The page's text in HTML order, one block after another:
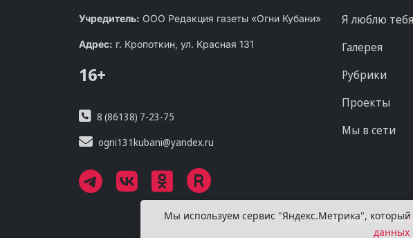
Учредитель: ООО Редакция газеты «Огни Кубани»
Адрес: г. Кропоткин, ул. Красная 131
16+
8 (86138) 7-23-75
ogni131kubani@yandex.ru
Я люблю
Галерея
Рубрики
Проекты
Мы в сети
Сайт работает на
Мы используем сервис "Яндекс.Метрика",
данных